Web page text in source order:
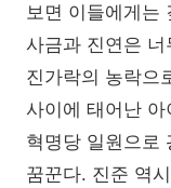
보면 이들에게는
사금과 진연은
진가락의 농락으
사이에 태어난
혁명당 일원으로
꿈꾼다. 진준 역